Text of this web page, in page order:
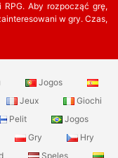
Aby rozpocząć grę,
w gry. Czas,
Jogos
Jeux
Giochi
Pelit
Jogos
Gry
Hry
Speles